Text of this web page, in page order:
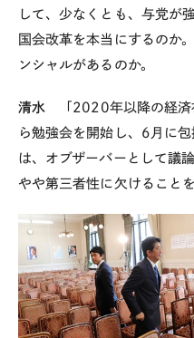
して、少なくとも、与党が
国会改革を本当にするのか
ンシャルがあるのか。
清水 「 2020年以降の経
ら勉強会を開始し、 6 月に
は、オブザーバーとして議
やや第三者性に欠けること